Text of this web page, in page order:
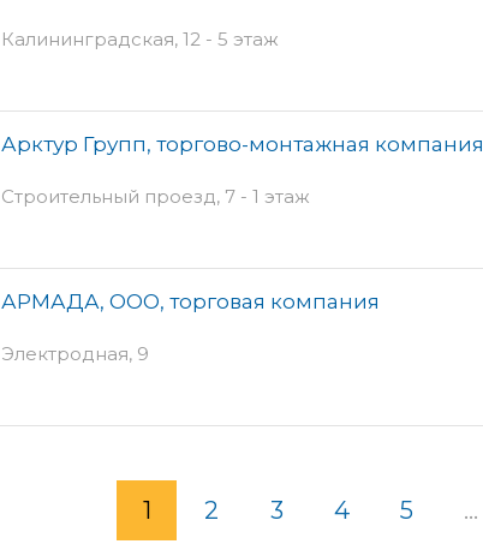
Калининградская, 12 - 5 этаж
Арктур Групп, торгово-монтажная компания
Строительный проезд, 7 - 1 этаж
АРМАДА, ООО, торговая компания
Электродная, 9
1 2 3 4 5 ...